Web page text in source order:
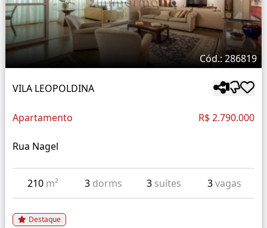
Cód.: 286819
VILA LEOPOLDINA
Apartamento R$ 2.790.000
Rua Nagel
210 m² 3 dorms 3 suítes 3vagas
Destaque